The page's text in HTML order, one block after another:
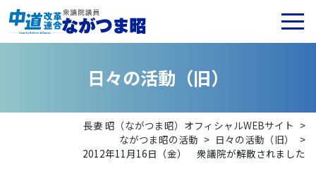
日々の活動 （旧）
長妻 昭（ながつま昭）オフィシャルWEBサイト >
ながつま昭の活動 > 日々の活動（旧）
>
2012年11月16日（金） 衆議院が解散されました